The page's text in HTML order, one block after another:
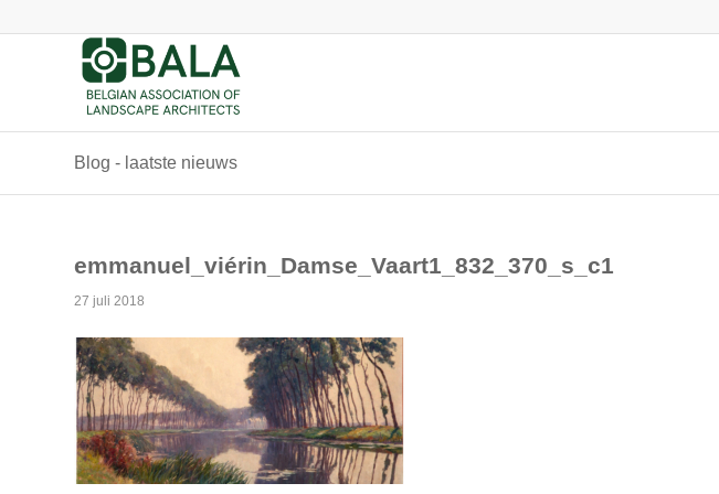
Blog - laatste nieuws
emmanuel_viérin_Damse_Vaart1_832_370_s_c1
27 juli 2018